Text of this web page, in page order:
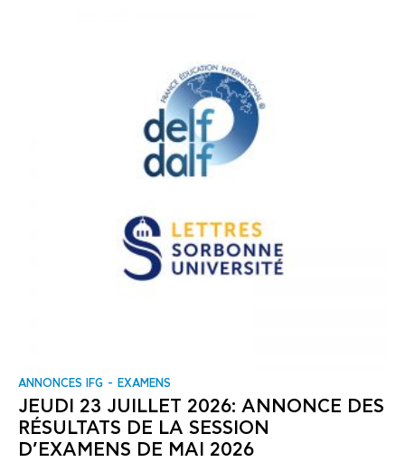
ANNONCES IFG EXAMENS
JEUDI 23 JUILLET 2026: ANNONCE DES
RÉSULTATS DE LA SESSION
D’EXAMENS DE MAI 2026